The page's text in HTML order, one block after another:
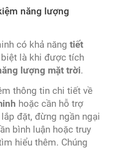
năng lượng
có khả năng tiết
biệt là khi được tích
lượng mặt trời.
thông tin chi tiết về
hoặc cần hỗ trợ
đặt, đừng ngần ngại
bình luận hoặc truy
hiểu thêm. Chúng